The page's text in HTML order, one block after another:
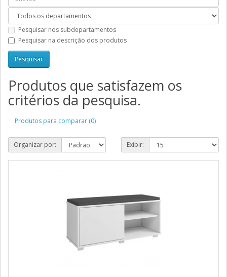
Pesquisar nos subdepartamentos
Pesquisar na descrição dos produtos
Produtos que satisfazem os
critérios da pesquisa.
Produtos para comparar (0)
Organizar por: Exibir: